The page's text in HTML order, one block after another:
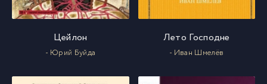
Цейлон
- Юрий Буйда
Лето Господне
- Иван Шмелёв